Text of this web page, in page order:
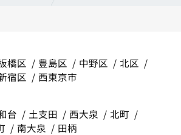
橋区 豊島区 中野区
北区
宿区
西東京市
台 土支田 西大泉
北町
南大泉
田柄